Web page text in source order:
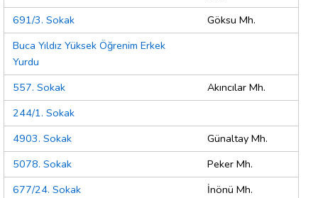
691/3. Sokak
Göksu Mh.
Buca Yıldız Yüksek Öğrenim Erkek
Yurdu
557. Sokak
Akıncılar Mh.
244/1. Sokak
4903. Sokak
Günaltay Mh.
5078. Sokak
Peker Mh.
677/24. Sokak
İnönü Mh.